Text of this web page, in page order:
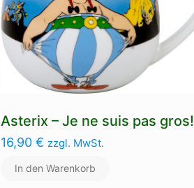
Asterix – Je ne suis pas gros!
16,90 € zzgl. MwSt.
In den Warenkorb